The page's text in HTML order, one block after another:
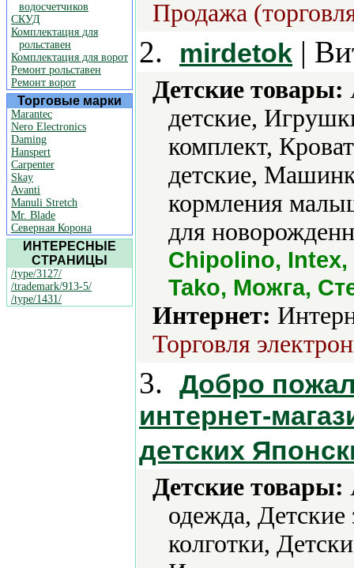
водосчетчиков
СКУД
Комплектация для
рольставен
Комплектация для ворот
Ремонт рольставен
Ремонт ворот
Торговые марки
Marantec
Nero Electronics
Daming
Hanspert
Carpenter
Skay
Avanti
Manuli Stretch
Mr. Blade
Северная Корона
ИНТЕРЕСНЫЕ
СТРАНИЦЫ
/type/3127/
/trademark/913-5/
/type/1431/
Продажа
2. mirdetok |
Детские товары:
детские,
комплект,
детские,
кормления
для
Chipolino, Intex,
Tako, Можга,
Интернет:
Торговля
3.
Добро
интернет-
детских
Детские товары:
одежда,
колготки,